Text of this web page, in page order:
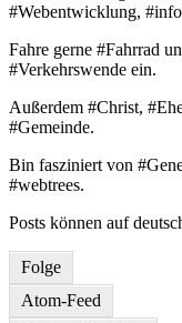
#Webentwicklung,
Fahre gerne #Fahrrad
#Verkehrswende ein.
Außerdem #Christ,
#Gemeinde.
Bin fasziniert von
#webtrees.
Posts können auf
Folge
Atom-Feed